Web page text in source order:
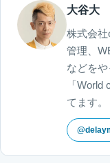
大谷大
株式会
管理、
などを
「
てます。